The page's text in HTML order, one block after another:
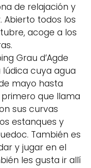
de relajación y
Abierto todos los
acoge a los
Grau d’Agde
cuya agua
mayo hasta
que llama
sus curvas
estanques y
También es
y jugar en el
les gusta ir allí